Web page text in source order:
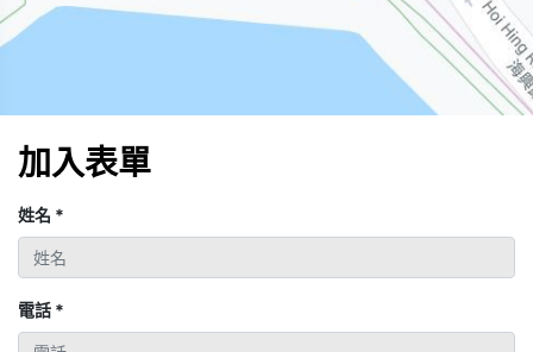
加入表單
姓名 *
電話 *